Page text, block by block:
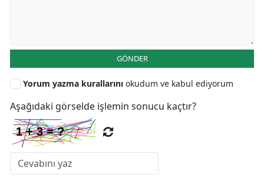
GÖNDER
Yorum yazma kurallarını okudum ve kabul ediyorum
Aşağıdaki görselde işlemin sonucu kaçtır?